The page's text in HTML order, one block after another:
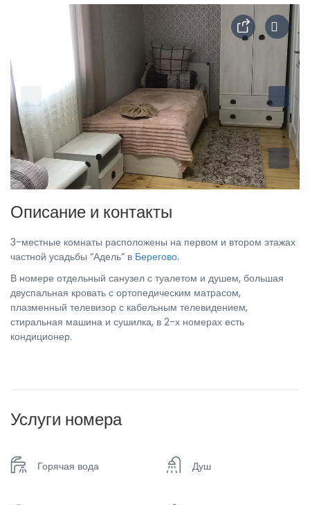
Описание и контакты
3-местные комнаты расположены на первом и втором этажах
частной усадьбы “Адель” в Берегово.
В номере отдельный санузел с туалетом и душем, большая
двуспальная кровать с ортопедическим матрасом,
плазменный телевизор с кабельным телевидением,
стиральная машина и сушилка, в 2-х номерах есть
кондиционер.
Услуги номера
Горячая вода Душ